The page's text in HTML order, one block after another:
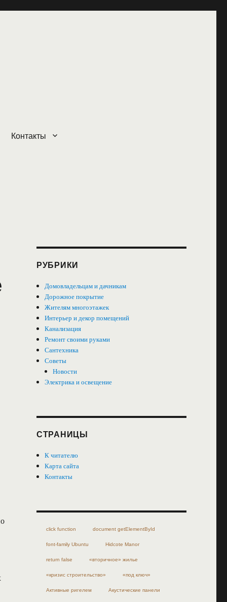
Контакты
РУБРИКИ
Домовладельцам и дачникам
Дорожное покрытие
Жителям многоэтажек
Интерьер и декор помещений
Канализация
Ремонт своими руками
Сантехника
Советы
Новости
Электрика и освещение
СТРАНИЦЫ
К читателю
Карта сайта
Контакты
click function document getElementById
font-family Ubuntu Hidcote Manor
return false «вторичное» жилье
«кризис строительство» «под ключ»
Активные ригелем Акустические панели